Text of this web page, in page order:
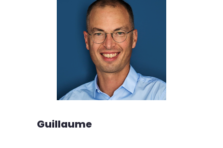
Guillaume